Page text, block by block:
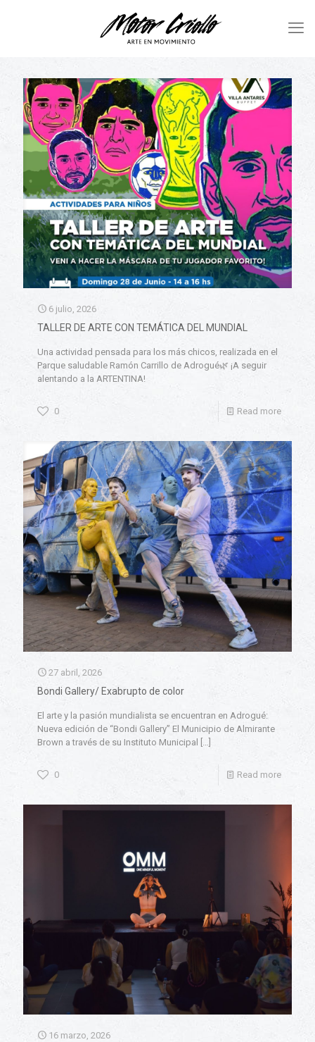
6 julio, 2026
TALLER DE ARTE CON TEMÁTICA DEL MUNDIAL
Una actividad pensada para los más chicos, realizada en el
Parque saludable Ramón Carrillo de Adrogué🌿 ¡A seguir
alentando a la ARTENTINA!
0 Read more
27 abril, 2026
Bondi Gallery/ Exabrupto de color
El arte y la pasión mundialista se encuentran en Adrogué:
Nueva edición de “Bondi Gallery” El Municipio de Almirante
Brown a través de su Instituto Municipal
0 Read more
16 marzo, 2026